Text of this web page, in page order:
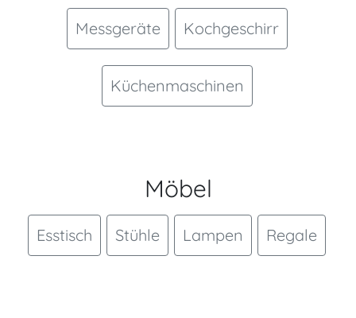
Messgeräte Kochgeschirr
Küchenmaschinen
Möbel
Esstisch Stühle Lampen Regale